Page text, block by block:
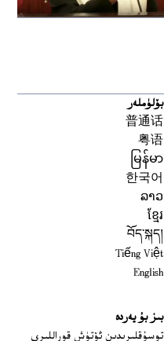
بۆلۈملەر
普通话
粤语
မြန်မာ
한국어
ລາວ
ខ្មែរ
བོད་སྐད།
Tiếng Việt
English
بىز بۇ يەردە
توسۇقلىرىدىن ئۆتۈش قوراللىرى